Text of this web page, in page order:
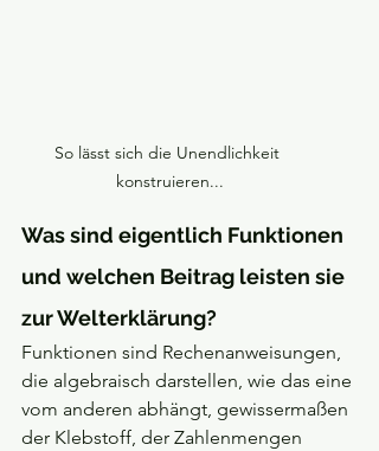
So lässt sich die Unendlichkeit
konstruieren...
Was sind eigentlich Funktionen
und welchen Beitrag leisten sie
zur Welterklärung?
Funktionen sind Rechenanweisungen,
die algebraisch darstellen, wie das eine
vom anderen abhängt, gewissermaßen
der Klebstoff, der Zahlenmengen